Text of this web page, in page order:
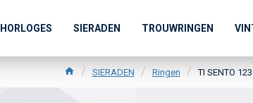
HORLOGES SIERADEN TROUWRINGEN
SIERADEN Ringen TI SENTO